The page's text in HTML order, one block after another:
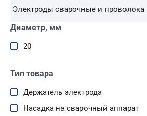
Электроды сварочные и проволока
Диаметр, мм
20
Тип товара
Держатель электрода
Насадка на сварочный аппарат